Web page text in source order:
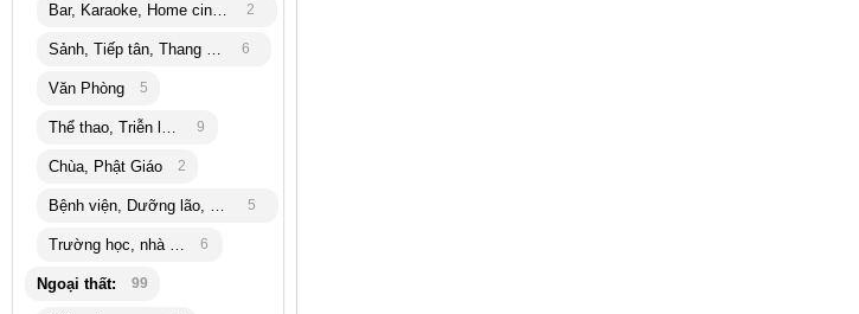
Bar, Karaoke, Home cinema 2
Sảnh, Tiếp tân, Thang máy 6
Văn Phòng 5
Thể thao, Triễn lãm 9
Chùa, Phật Giáo 2
Bệnh viện, Dưỡng lão, bank 5
Trường học, nhà trẻ 6
Ngoại thất: 99